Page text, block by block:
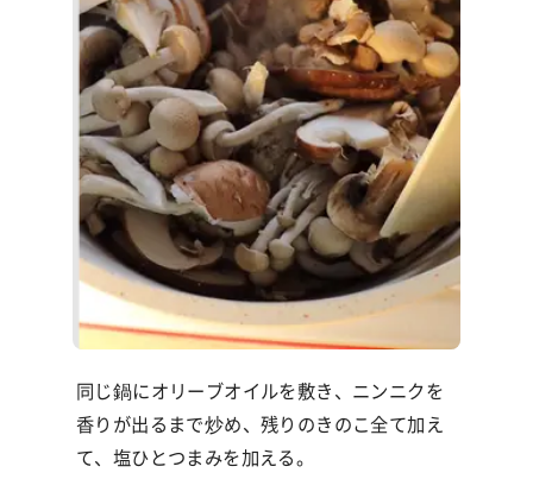
同じ鍋にオリーブオイルを敷き、ニンニクを
香りが出るまで炒め、残りのきのこ全て加え
て、塩ひとつまみを加える。